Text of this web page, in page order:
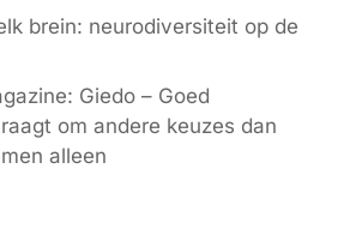
brein: neurodiversiteit op de
Giedo – Goed
om andere keuzes dan
alleen